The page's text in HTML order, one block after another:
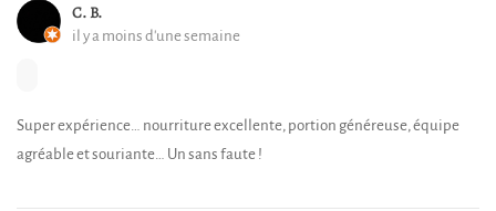
C. B.
il y a moins d'une semaine
Super expérience… nourriture excellente, portion généreuse, équipe
agréable et souriante… Un sans faute !